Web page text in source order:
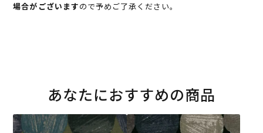
場合がございますので予めご了承ください。
あなたにおすすめの商品